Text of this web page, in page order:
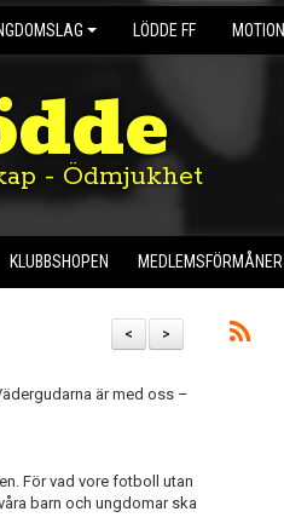
LÖDDE FF MOTION
- Ödmjukhet
KLUBBSHOPEN MEDLEMSFÖRMÅNER
>
<
är med oss –
För vad vore fotboll utan
barn och ungdomar ska